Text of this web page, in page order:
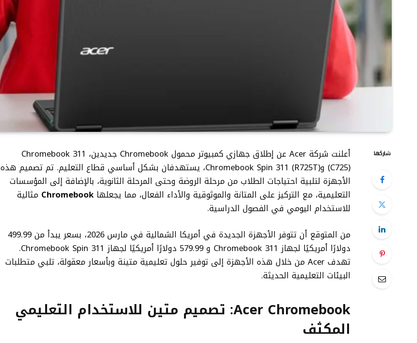
شاركها
أعلنت شركة Acer عن إطلاق جهازي كمبيوتر محمول Chromebook جديدين، Chromebook 311
(C725) وChromebook Spin 311 (R725T)، يستهدفان بشكل أساسي قطاع التعليم. تم تصميم هذه
الأجهزة لتلبية احتياجات الطلاب من مرحلة الروضة وحتى المرحلة الثانوية، بالإضافة إلى المؤسسات
التعليمية، مع التركيز على المتانة والموثوقية والأداء الفعال، مما يجعلها Chromebook مثالية
للاستخدام اليومي في الفصول الدراسية.
من المتوقع أن تتوفر الأجهزة الجديدة في أمريكا الشمالية في مارس 2026، بسعر يبدأ من 499.99
دولارًا أمريكيًا لجهاز Chromebook 311 و 579.99 دولارًا أمريكيًا لجهاز Chromebook Spin 311.
تهدف Acer من خلال هذه الأجهزة إلى توفير حلول تعليمية متينة وبأسعار معقولة، تلبي متطلبات
البيئات التعليمية الحديثة.
Acer Chromebook: تصميم متين للاستخدام التعليمي
المكثف